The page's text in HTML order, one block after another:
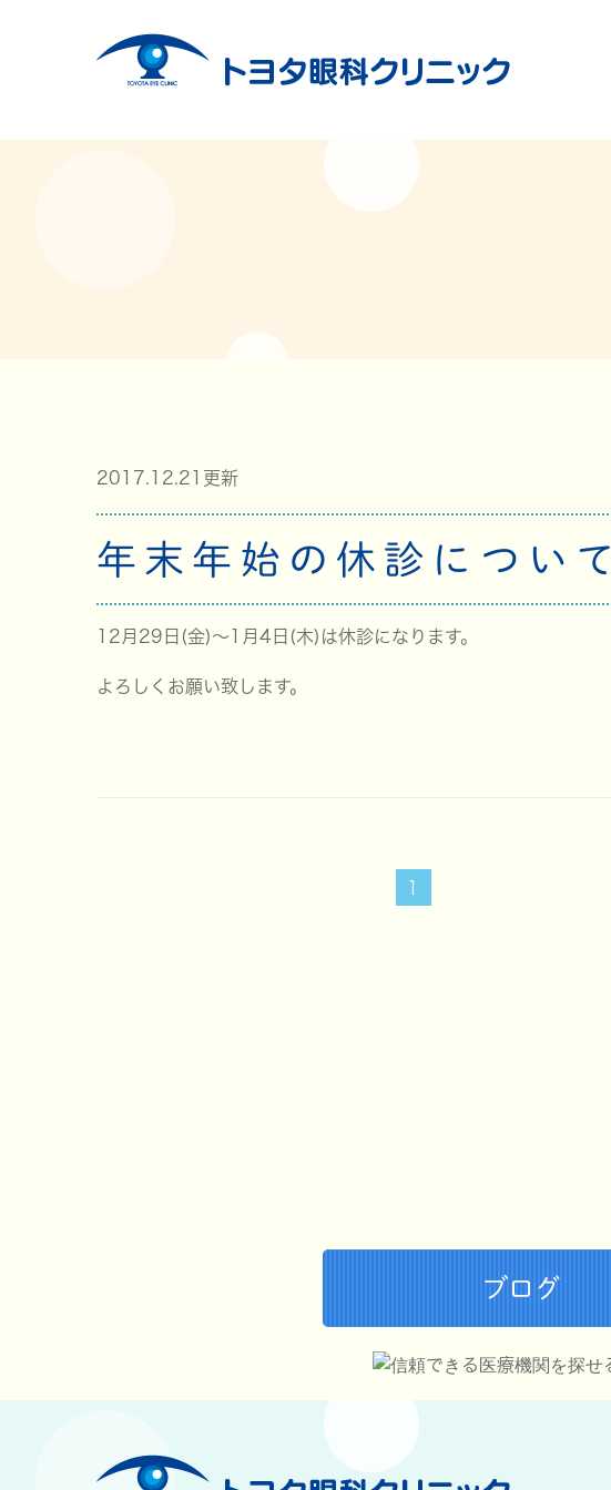
2017.12.21更新
年末年始の休診について
12月29日(金)～1月4日(木)は休診になります。
よろしくお願い致します。
1